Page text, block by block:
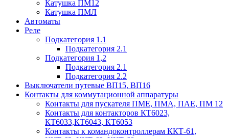
Катушка ПМ12
Катушка ПМЛ
Автоматы
Реле
Подкатегория 1.1
Подкатегория 2.1
Подкатегория 1,2
Подкатегория 2.1
Подкатегория 2.2
Выключатели путевые ВП15, ВП16
Контакты для коммутационной аппаратуры
Контакты для пускателя ПМЕ, ПМА, ПАЕ, ПМ 12
Контакты для контакторов КТ6023,
КТ6033,КТ6043, КТ6053
Контакты к командоконтроллерам ККТ-61,